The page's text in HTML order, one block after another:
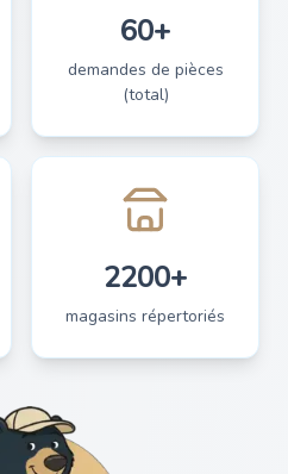
60+
demandes de pièces
(total)
2200+
magasins répertoriés